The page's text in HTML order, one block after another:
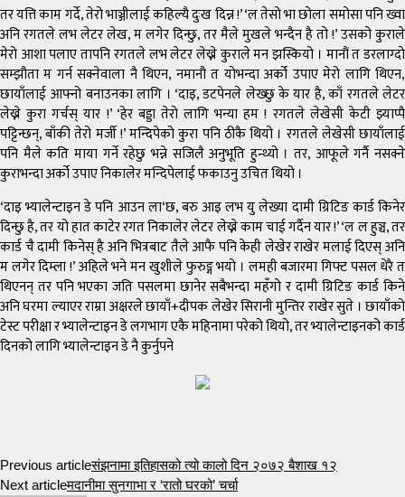
तर यत्ति काम गर्दे, तेरो भाञ्जीलाई कहिल्यै दुःख दिन्न !’ ‘ल तेसो भा छोला समोसा पनि ख्वा
अनि रगतले लभ लेटर लेख, म लगेर दिन्छु, तर मैले मुखले भन्दैन है तो !’ उसको कुराले
मेरो आशा पलाए तापनि रगतले लभ लेटर लेख्ने कुराले मन झस्कियो । मानौं त डरलाग्दो
सम्झौता म गर्न सक्नेवाला नै थिएन, नमानौ त योभन्दा अर्को उपाए मेरो लागि थिएन,
छायाँलाई आफ्नो बनाउनका लागि । ‘दाइ, डटपेनले लेख्छु के यार है, काँ रगतले लेटर
लेख्ने कुरा गर्चस् यार !’ ‘हेर बड्डा तेरो लागि भन्या हम ! रगतले लेखेसी केटी झ्याप्पै
पट्टिन्छन्, बाँकी तेरो मर्जी !’ मन्दिपेको कुरा पनि ठीकै थियो । रगतले लेखेसी छायाँलाई
पनि मैले कति माया गर्ने रहेछु भन्ने सजिलै अनुभूति हुन्थ्यो । तर, आफूले गर्नै नसक्ने
कुराभन्दा अर्को उपाए निकालेर मन्दिपेलाई फकाउनु उचित थियो ।
‘दाइ भ्यालेन्टाइन डे पनि आउन ला‘छ, बरु आइ लभ यु लेख्या दामी ग्रिटिङ कार्ड किनेर
दिन्छु है, तर यो हात काटेर रगत निकालेर लेटर लेख्ने काम चाई गर्दैन यार !’ ‘ल ल हुञ्च, तर
कार्ड चै दामी किनेस् है अनि भित्रबाट तैले आफै पनि केही लेखेर राखेर मलाई दिएस् अनि
म लगेर दिम्ला !’ अहिले भने मन खुशीले फुरुङ्ग भयो । लमही बजारमा गिफ्ट पसल धेरै त
थिएनन् तर पनि भएका जति पसलमा छानेर सबैभन्दा महँगो र दामी ग्रिटिङ कार्ड किने
अनि घरमा ल्याएर राम्रा अक्षरले छायाँ+दीपक लेखेर सिरानी मुन्तिर राखेर सुते । छायाँको
टेस्ट परीक्षा र भ्यालेन्टाइन डे लगभाग एकै महिनामा परेको थियो, तर भ्यालेन्टाइनको कार्ड
दिनको लागि भ्यालेन्टाइन डे नै कुर्नुपने
Previous articleसंझनामा इतिहासको त्यो कालो दिन २०७२ बैशाख १२
Next articleमदानीमा सुनगाभा र ‘रातो घरको’ चर्चा